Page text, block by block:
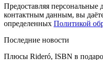
Предоставляя
контактным данным, вы
определенных Политикой
Последние новости
Плюсы Rideró, ISBN в